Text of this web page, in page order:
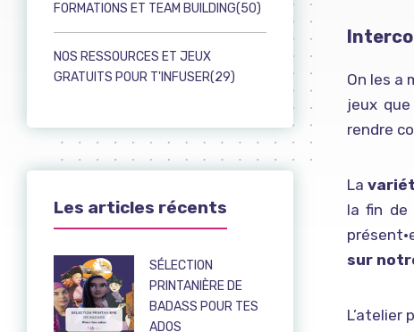
FORMATIONS ET TEAM BUILDING(50)
NOS RESSOURCES ET JEUX
GRATUITS POUR T'INFUSER(29)
Les articles récents
SÉLECTION
PRINTANIÈRE DE
BADASS POUR TES
ADOS
On les a
jeux
rendre
La
la fin de
sur
L’atelier